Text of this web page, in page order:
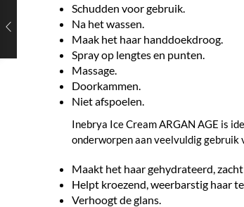
Schudden voor gebruik.
Na het wassen.
Maak het haar handdoekdroog.
Spray op lengtes en punten.
Massage.
Doorkammen.
Niet afspoelen.
Inebrya Ice Cream ARGAN AGE is
onderworpen aan veelvuldig gebruik
Maakt het haar gehydrateerd, zacht
Helpt kroezend, weerbarstig haar
Verhoogt de glans.